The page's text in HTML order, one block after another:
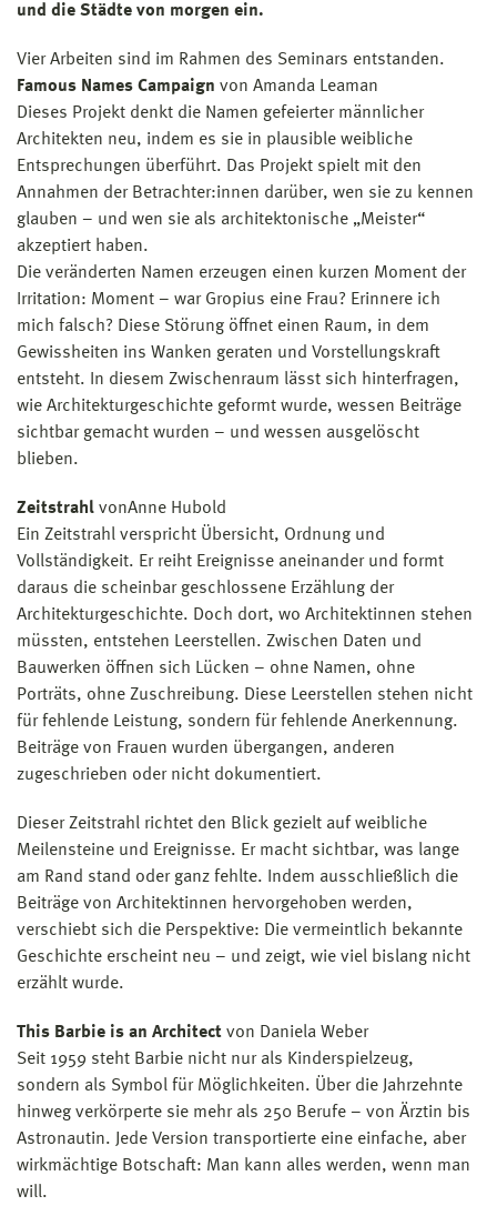
und die Städte von morgen ein.
Vier Arbeiten sind im Rahmen des Seminars entstanden.
Famous Names Campaign von Amanda Leaman
Dieses Projekt denkt die Namen gefeierter männlicher
Architekten neu, indem es sie in plausible weibliche
Entsprechungen überführt. Das Projekt spielt mit den
Annahmen der Betrachter:innen darüber, wen sie zu kennen
glauben – und wen sie als architektonische „Meister“
akzeptiert haben.
Die veränderten Namen erzeugen einen kurzen Moment der
Irritation: Moment – war Gropius eine Frau? Erinnere ich
mich falsch? Diese Störung öffnet einen Raum, in dem
Gewissheiten ins Wanken geraten und Vorstellungskraft
entsteht. In diesem Zwischenraum lässt sich hinterfragen,
wie Architekturgeschichte geformt wurde, wessen Beiträge
sichtbar gemacht wurden – und wessen ausgelöscht
blieben.
Zeitstrahl vonAnne Hubold
Ein Zeitstrahl verspricht Übersicht, Ordnung und
Vollständigkeit. Er reiht Ereignisse aneinander und formt
daraus die scheinbar geschlossene Erzählung der
Architekturgeschichte. Doch dort, wo Architektinnen stehen
müssten, entstehen Leerstellen. Zwischen Daten und
Bauwerken öffnen sich Lücken – ohne Namen, ohne
Porträts, ohne Zuschreibung. Diese Leerstellen stehen nicht
für fehlende Leistung, sondern für fehlende Anerkennung.
Beiträge von Frauen wurden übergangen, anderen
zugeschrieben oder nicht dokumentiert.
Dieser Zeitstrahl richtet den Blick gezielt auf weibliche
Meilensteine und Ereignisse. Er macht sichtbar, was lange
am Rand stand oder ganz fehlte. Indem ausschließlich die
Beiträge von Architektinnen hervorgehoben werden,
verschiebt sich die Perspektive: Die vermeintlich bekannte
Geschichte erscheint neu – und zeigt, wie viel bislang nicht
erzählt wurde.
This Barbie is an Architect von Daniela Weber
Seit 1959 steht Barbie nicht nur als Kinderspielzeug,
sondern als Symbol für Möglichkeiten. Über die Jahrzehnte
hinweg verkörperte sie mehr als 250 Berufe – von Ärztin bis
Astronautin. Jede Version transportierte eine einfache, aber
wirkmächtige Botschaft: Man kann alles werden, wenn man
will.